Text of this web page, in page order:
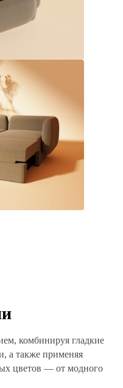
комбинируя гладкие
а также применяя
цветов — от модного